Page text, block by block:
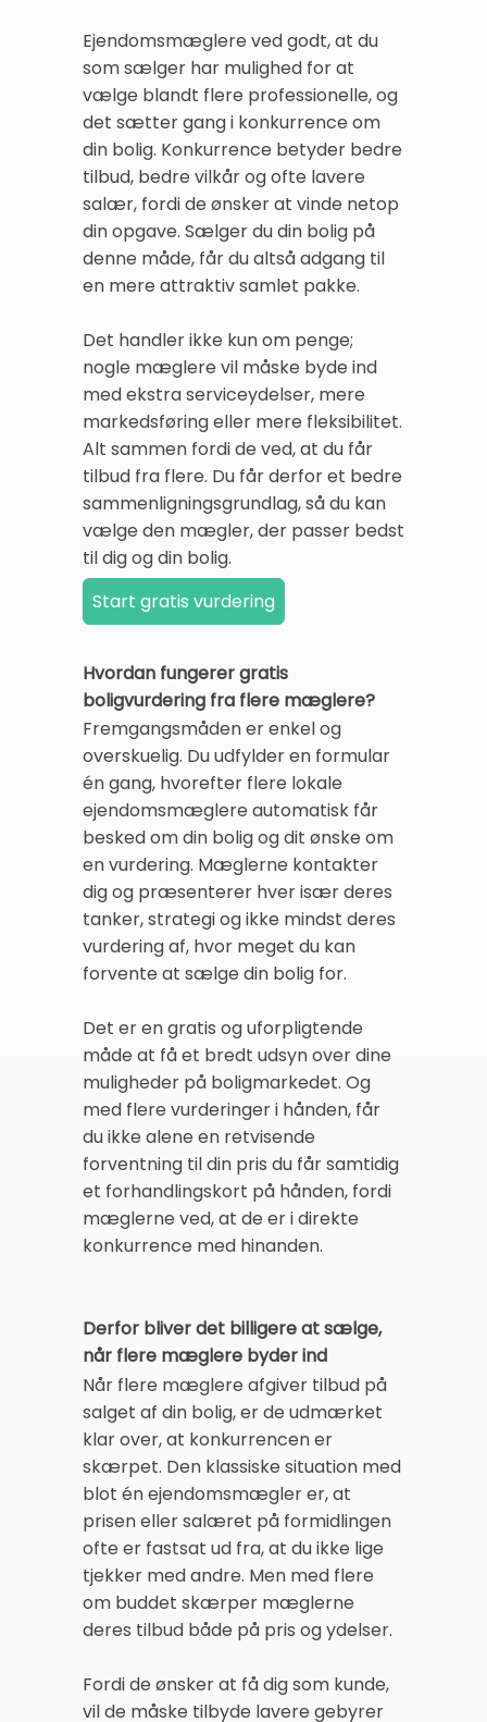
Ejendomsmæglere ved godt, at du
som sælger har mulighed for at
vælge blandt flere professionelle, og
det sætter gang i konkurrence om
din bolig. Konkurrence betyder bedre
tilbud, bedre vilkår og ofte lavere
salær, fordi de ønsker at vinde netop
din opgave. Sælger du din bolig på
denne måde, får du altså adgang til
en mere attraktiv samlet pakke.
Det handler ikke kun om penge;
nogle mæglere vil måske byde ind
med ekstra serviceydelser, mere
markedsføring eller mere fleksibilitet.
Alt sammen fordi de ved, at du får
tilbud fra flere. Du får derfor et bedre
sammenligningsgrundlag, så du kan
vælge den mægler, der passer bedst
til dig og din bolig.
Hvordan fungerer gratis
boligvurdering fra flere mæglere?
Fremgangsmåden er enkel og
overskuelig. Du udfylder en formular
én gang, hvorefter flere lokale
ejendomsmæglere automatisk får
besked om din bolig og dit ønske om
en vurdering. Mæglerne kontakter
dig og præsenterer hver især deres
tanker, strategi og ikke mindst deres
vurdering af, hvor meget du kan
forvente at sælge din bolig for.
Det er en gratis og uforpligtende
måde at få et bredt udsyn over dine
muligheder på boligmarkedet. Og
med flere vurderinger i hånden, får
du ikke alene en retvisende
forventning til din pris du får samtidig
et forhandlingskort på hånden, fordi
mæglerne ved, at de er i direkte
konkurrence med hinanden.
Derfor bliver det billigere at sælge,
når flere mæglere byder ind
Når flere mæglere afgiver tilbud på
salget af din bolig, er de udmærket
klar over, at konkurrencen er
skærpet. Den klassiske situation med
blot én ejendomsmægler er, at
prisen eller salæret på formidlingen
ofte er fastsat ud fra, at du ikke lige
tjekker med andre. Men med flere
om buddet skærper mæglerne
deres tilbud både på pris og ydelser.
Fordi de ønsker at få dig som kunde,
vil de måske tilbyde lavere gebyrer